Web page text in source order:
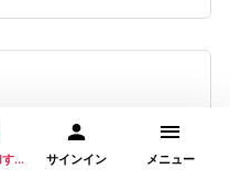
場所を追加する サインイン メニュー